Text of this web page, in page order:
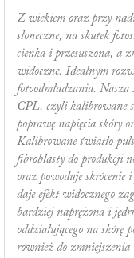
Z wiekiem oraz przy
słoneczne, na skutek
cienka i przesuszona, a
widoczne. Idealnym
fotoodmładzania.
CPL, czyli kalibrowane
poprawę napięcia skóry
Kalibrowane światło
fibroblasty do produkcji
oraz powoduje skrócenie
daje efekt widocznego
bardziej naprężona i
oddziałującego na skórę
również do